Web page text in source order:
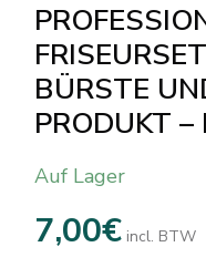
BÜRSTE
PRODUKT –
Auf Lager
7,00€ incl. BTW